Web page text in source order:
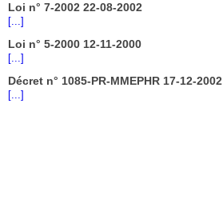
Loi n° 7-2002 22-08-2002
[...]
Loi n° 5-2000 12-11-2000
[...]
Décret n° 1085-PR-MMEPHR 17-12-2002
[...]